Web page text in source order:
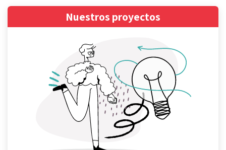
Nuestros proyectos